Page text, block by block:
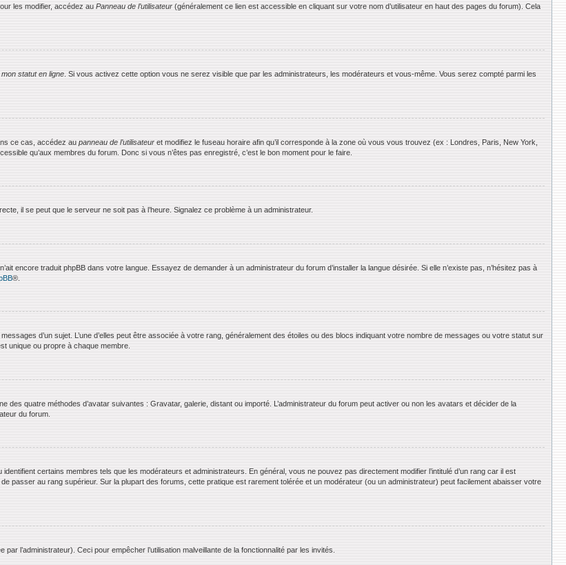
les modifier, accédez au Panneau de l’utilisateur (généralement ce lien est accessible en cliquant sur votre nom d’utilisateur en haut des pages du forum). Cela
statut en ligne . Si vous activez cette option vous ne serez visible que par les administrateurs, les modérateurs et vous-même. Vous serez compté parmi les
ce cas, accédez au panneau de l’utilisateur et modifiez le fuseau horaire afin qu’il corresponde à la zone où vous vous trouvez (ex : Londres, Paris, New York,
qu’aux membres du forum. Donc si vous n’êtes pas enregistré, c’est le bon moment pour le faire.
il se peut que le serveur ne soit pas à l’heure. Signalez ce problème à un administrateur.
encore traduit phpBB dans votre langue. Essayez de demander à un administrateur du forum d’installer la langue désirée. Si elle n’existe pas, n’hésitez pas à
®.
d’un sujet. L’une d’elles peut être associée à votre rang, généralement des étoiles ou des blocs indiquant votre nombre de messages ou votre statut sur
unique ou propre à chaque membre.
des quatre méthodes d’avatar suivantes : Gravatar, galerie, distant ou importé. L’administrateur du forum peut activer ou non les avatars et décider de la
du forum.
certains membres tels que les modérateurs et administrateurs. En général, vous ne pouvez pas directement modifier l’intitulé d’un rang car il est
passer au rang supérieur. Sur la plupart des forums, cette pratique est rarement tolérée et un modérateur (ou un administrateur) peut facilement abaisser votre
l’administrateur). Ceci pour empêcher l’utilisation malveillante de la fonctionnalité par les invités.